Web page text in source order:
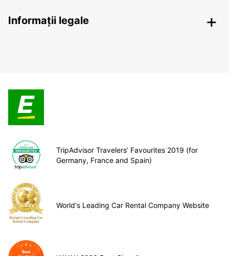
Informații legale
TripAdvisor Travelers’ Favourites 2019 (for
Germany, France and Spain)
World's Leading Car Rental Company Website